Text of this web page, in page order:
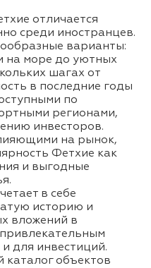
отличается
среди иностранцев.
варианты:
на море до уютных
шагах от
в последние годы
по
регионами,
инвесторов.
на рынок,
Фетхие как
и выгодные
в себе
историю и
вложений в
для инвестиций.
объектов